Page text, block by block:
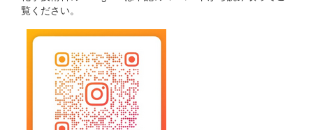
覧ください。